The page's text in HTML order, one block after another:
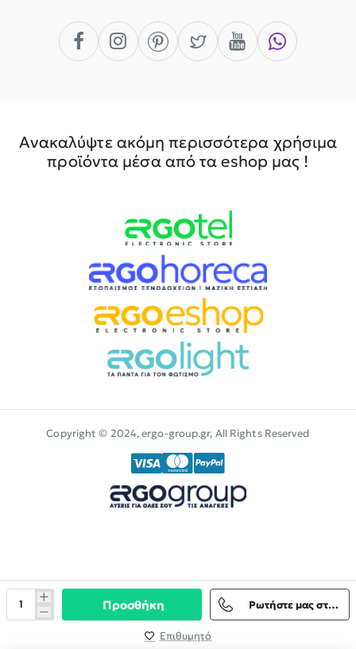
Προσθήκη Ρωτήστε μας στο Viber
Επιθυμητό
Ανακαλύψτε ακόμη περισσότερα χρήσιμα
προϊόντα μέσα από τα eshop μας !
Copyright © 2024, ergo-group.gr, All Rights Reserved